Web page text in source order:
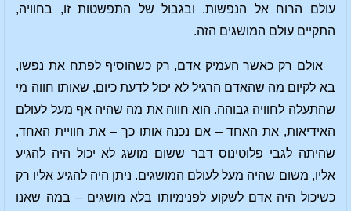
עולם הרוח אל הנפשות. ובגבול של התפשטות זו, בחוויה,
התקיים עולם המושגים הזה.
אולם רק כאשר העמיק אדם, רק כשהוסיף לפתח את נפשו,
בא לקיום מה שהאדם הרגיל לא יכול לדעת כיום, שאותו חווה מי
שהתעלה לחוויה גבוהה. הוא חווה את מה שהיה אף מעל לעולם
האידיאות, את האחד – אם נכנה אותו כך – את חוויית האחד,
שהיתה לגבי פלוטינוס דבר ששום מושג לא יכול היה להגיע
אליו, משום שהיה מעל לעולם המושגים. ניתן היה להגיע אליו רק
כשיכול היה אדם לשקוע לפנימיותו בלא מושגים – במה שאנו